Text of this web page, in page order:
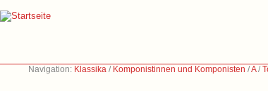
Navigation: Klassika / Komponistinnen und Komponisten /A/